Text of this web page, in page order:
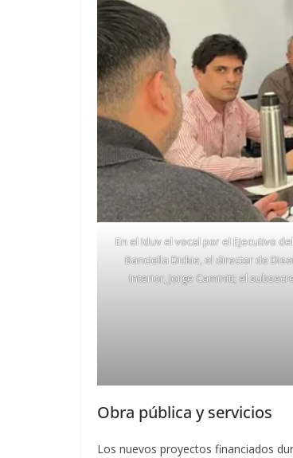
En el Iduv el vocal por el Ejecutivo
Banciella Dickie, el director de
Interior, Jorge Caminiti; el
Obra pública y servicios
Los nuevos proyectos financiados